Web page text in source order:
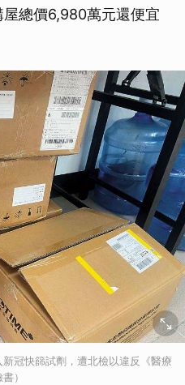
總價6,980萬元還便宜
冠快篩試劑，遭北檢以違反《醫療
）